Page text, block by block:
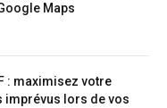
Maps
: maximisez votre
imprévus lors de vos